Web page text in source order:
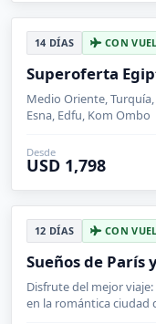
14 DÍAS CON
Superoferta
Medio Oriente,
Esna, Edfu, Kom Ombo
Desde
USD 1,798
12 DÍAS CON
Sueños de París
Disfrute del mejor
en la romántica ciudad